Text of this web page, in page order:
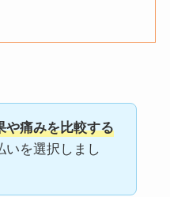
や痛みを比較する
いを選択しまし